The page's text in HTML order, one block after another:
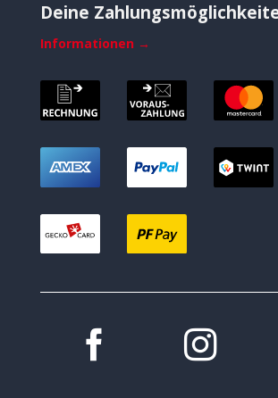
Deine
Informationen →